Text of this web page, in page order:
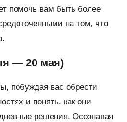
помочь вам быть более
на том, что
— 20 мая)
побуждая вас обрести
и понять, как они
решения. Осознавая